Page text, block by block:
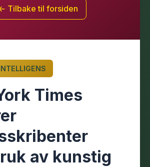
Tilbake til forsiden
Times
av kunstig